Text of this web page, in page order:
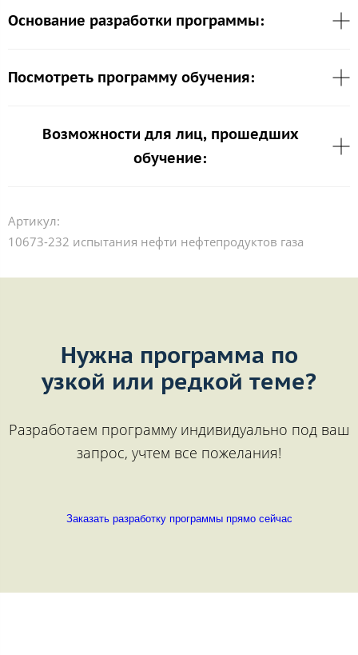
Основание разработки программы:
Посмотреть программу обучения:
Возможности для лиц, прошедших
обучение:
Артикул:
10673-232 испытания нефти нефтепродуктов газа
Нужна программа по
узкой или редкой теме?
Разработаем программу индивидуально под ваш
запрос, учтем все пожелания!
Заказать разработку программы прямо сейчас